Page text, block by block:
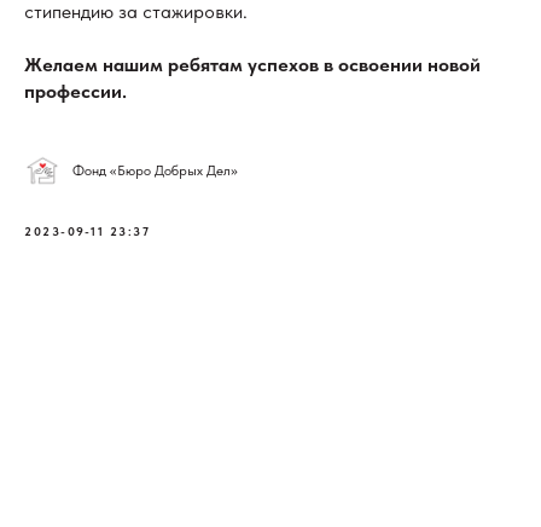
стипендию за стажировки.
Желаем нашим ребятам успехов в освоении новой
профессии.
Фонд «Бюро Добрых Дел»
2023-09-11 23:37